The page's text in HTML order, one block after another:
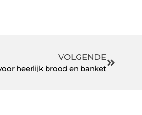
VOLGENDE
heerlijk brood en banket